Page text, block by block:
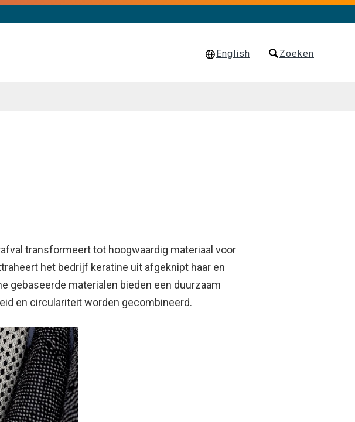
English Zoeken
transformeert tot hoogwaardig materiaal voor
het bedrijf keratine uit afgeknipt haar en
gebaseerde materialen bieden een duurzaam
en circulariteit worden gecombineerd.